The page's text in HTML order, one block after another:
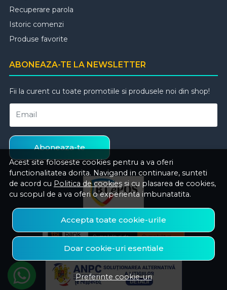
Acest site foloseste cookies pentru a va oferi
functionalitatea dorita. Navigand in continuare, sunteti
de acord cu Politica de cookies si cu plasarea de cookies,
cu scopul de a va oferi o experienta imbunatatita.
Accepta toate cookie-urile
Doar cookie-uri esentiale
Preferinte cookie-uri
Recuperare parola
Istoric comenzi
Produse favorite
ABONEAZA-TE LA NEWSLETTER
Fii la curent cu toate promotiile si produsele noi din shop!
Email
Aboneaza-te